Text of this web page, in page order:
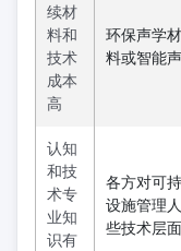
续材
料和
技术
成本
高
环保声学
料或智能
认知
和技
术专
业知
识有
各方对可
设施管理
些技术层